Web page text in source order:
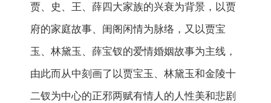
贾、史、王、薛四大家族的兴衰为背景，以贾
府的家庭故事、闺阁闲情为脉络，又以贾宝
玉、林黛玉、薛宝钗的爱情婚姻故事为主线，
由此而从中刻画了以贾宝玉、林黛玉和金陵十
二钗为中心的正邪两赋有情人的人性美和悲剧